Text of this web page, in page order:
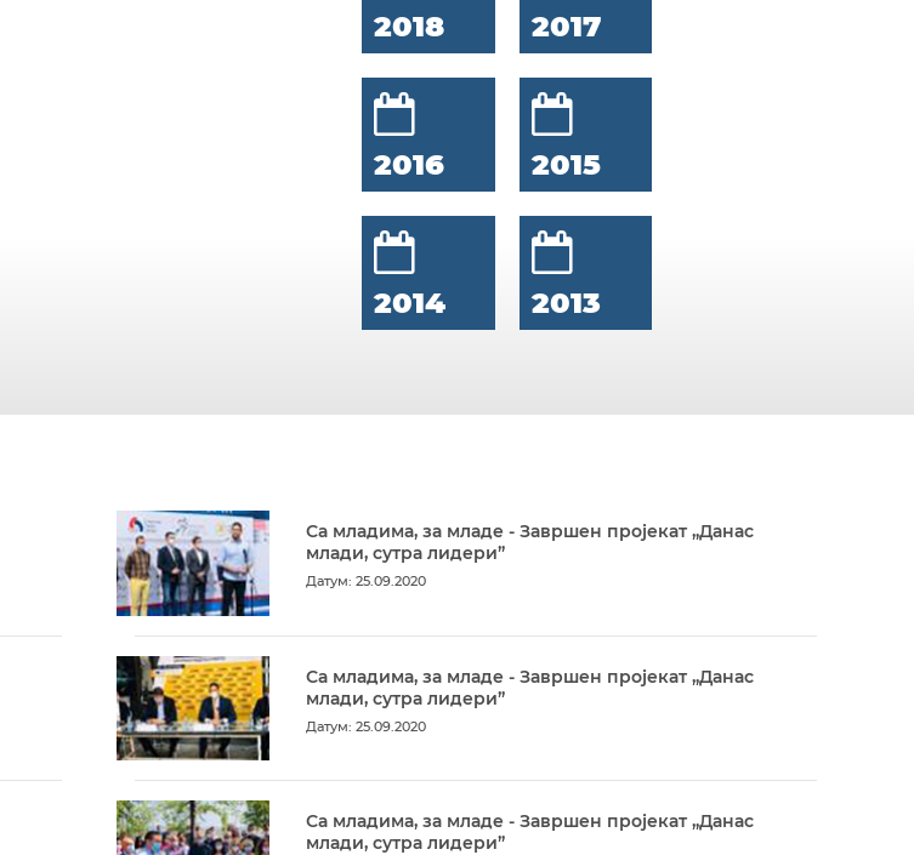
2018 2017
2016 2015
2014 2013
Са младима, за младе - Завршен пројекат „Данас
млади, сутра лидери”
Датум: 25.09.2020
Са младима, за младе - Завршен пројекат „Данас
млади, сутра лидери”
Датум: 25.09.2020
Са младима, за младе - Завршен пројекат „Данас
млади, сутра лидери”